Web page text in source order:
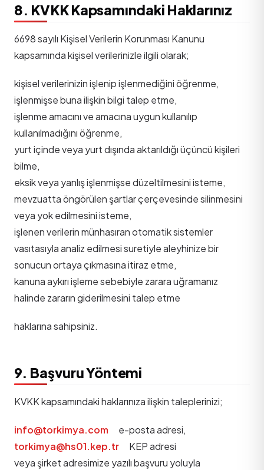
8. KVKK Kapsamındaki Haklarınız
6698 sayılı Kişisel Verilerin Korunması Kanunu
kapsamında kişisel verilerinizle ilgili olarak;
kişisel verilerinizin işlenip işlenmediğini öğrenme,
işlenmişse buna ilişkin bilgi talep etme,
işlenme amacını ve amacına uygun kullanılıp
kullanılmadığını öğrenme,
yurt içinde veya yurt dışında aktarıldığı üçüncü kişileri
bilme,
eksik veya yanlış işlenmişse düzeltilmesini isteme,
mevzuatta öngörülen şartlar çerçevesinde silinmesini
veya yok edilmesini isteme,
işlenen verilerin münhasıran otomatik sistemler
vasıtasıyla analiz edilmesi suretiyle aleyhinize bir
sonucun ortaya çıkmasına itiraz etme,
kanuna aykırı işleme sebebiyle zarara uğramanız
halinde zararın giderilmesini talep etme
haklarına sahipsiniz.
9. Başvuru Yöntemi
KVKK kapsamındaki haklarınıza ilişkin taleplerinizi;
info@torkimya.com
e-posta adresi,
torkimya@hs01.kep.tr
KEP adresi
veya şirket adresimize yazılı başvuru yoluyla